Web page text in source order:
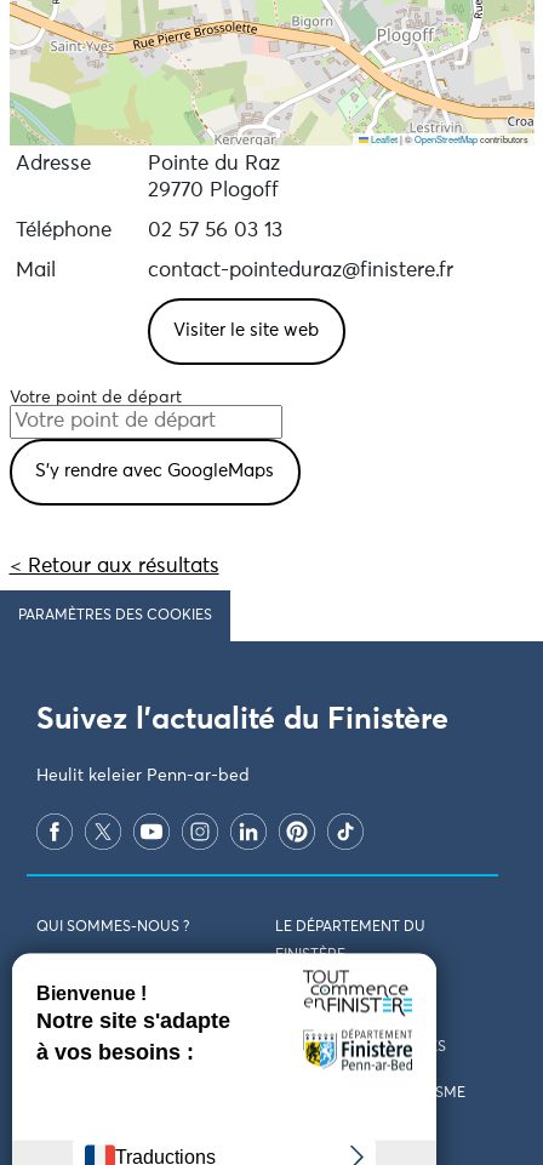
Leaflet |©OpenStreetMapcontributors
Adresse
Pointe du Raz
29770 Plogoff
Téléphone
02 57 56 03 13
Mail
contact-pointeduraz@finistere.fr
Visiter le site web
Votre point de départ
< Retour aux résultats
PARAMÈTRES DES COOKIES
Suivez l'actualité du Finistère
Heulit keleier Penn-ar-bed
QUI SOMMES-NOUS ?
LE DÉPARTEMENT DU
FINISTÈRE
REJOIGNEZ-NOUS VENIR EN FINISTÈRE
CONTACT CARTES ET BROCHURES
LES OFFICES DE TOURISME